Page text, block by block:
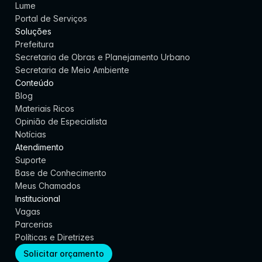
Lume
Portal de Serviços
Soluções
Prefeitura
Secretaria de Obras e Planejamento Urbano
Secretaria de Meio Ambiente
Conteúdo
Blog
Materiais Ricos
Opinião de Especialista
Notícias
Atendimento
Suporte
Base de Conhecimento
Meus Chamados
Institucional
Vagas
Parcerias
Políticas e Diretrizes
Solicitar orçamento